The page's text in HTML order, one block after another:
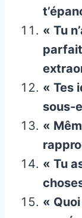
« Tu
« Tes
sous-
«
« Tu
«